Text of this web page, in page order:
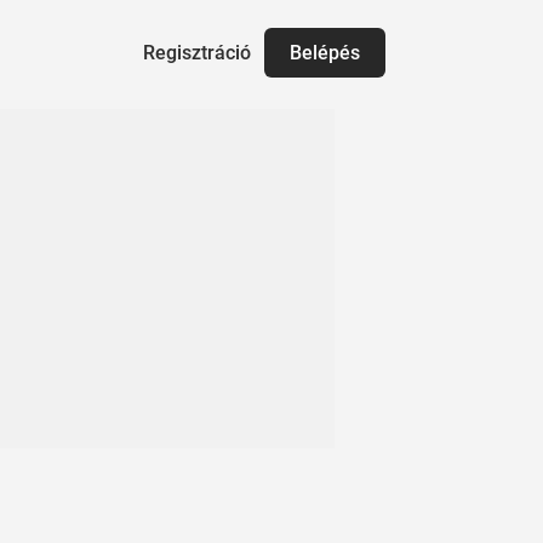
Belépés
Regisztráció